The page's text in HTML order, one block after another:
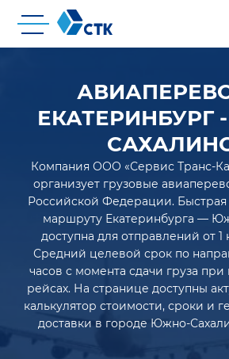
Компания ООО «Сервис Транс-
организует грузовые
Российской Федерации. Быстрая
маршруту Екатеринбурга —
доступна для отправлений от 1
Средний целевой срок по
часов с момента сдачи груза
рейсах. На странице доступны
калькулятор стоимости, сроки и
доставки в городе Южно-